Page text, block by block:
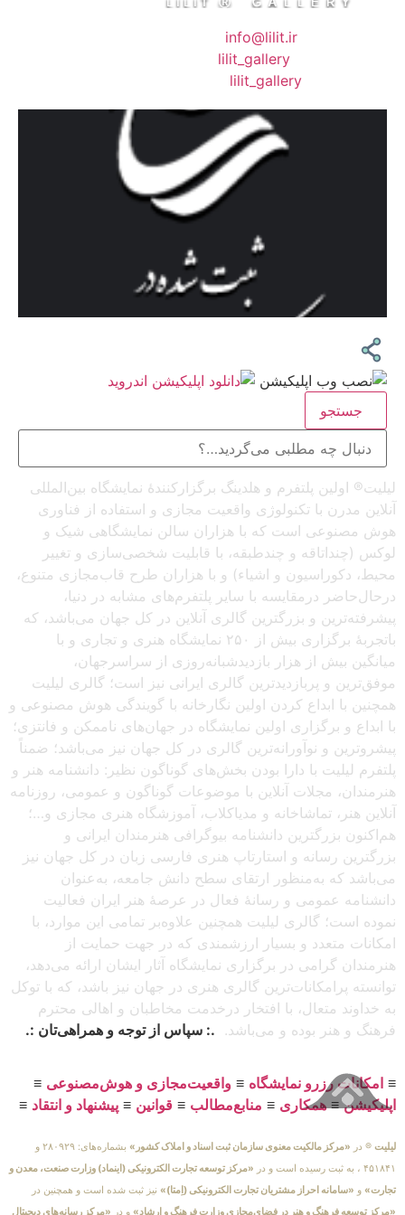
info@lilit.ir
lilit_gallery
lilit_gallery
جستجو
لیلیت® اولین پلتفرم و هلدینگ برگزارکنندهٔ نمایشگاه بین‌المللی
آنلاین مدرن با تکنولوژی واقعیت مجازی و استفاده از فناوری
هوش مصنوعی است که با هزاران سالن نمایشگاهی شیک و
لوکس (چنداتاقه و چندطبقه، با قابلیت شخصی‌سازی و تغییر
محیط، دکوراسیون و اشیاء) و با هزاران طرح قاب‌مجازی متنوع،
درحال‌حاضر درمقایسه با سایر پلتفرم‌های مشابه در دنیا،
پیشرفته‌ترین و بزرگترین گالری آنلاین در کل جهان می‌باشد، که
باتجربهٔ برگزاری بیش از ۲۵۰ نمایشگاه هنری و تجاری و با
میانگین بیش از هزار بازدیدشبانه‌روزی از سراسرجهان،
موفق‌ترین و پربازدیدترین گالری ایرانی نیز است؛ گالری لیلیت
همچنین با ابداع کردن اولین نگارخانه با گویندگی هوش مصنوعی و
با ابداع و برگزاری اولین نمایشگاه در جهان‌های ناممکن و فانتزی؛
پیشروترین و نوآورانه‌ترین گالری در کل جهان نیز می‌باشد؛ ضمناً
پلتفرم لیلیت با دارا بودن بخش‌های گوناگون نظیر: دانشنامه هنر و
هنرمندان، مجلات آنلاین با موضوعات گوناگون و عمومی، روزنامه
آنلاین هنر، تماشاخانه و مدیاکلاب، آموزشگاه هنری مجازی و…؛
هم‌اکنون بزرگترین دانشنامه بیوگرافی هنرمندان ایرانی و
بزرگترین رسانه و استارتاپ هنری فارسی زبان در کل جهان نیز
می‌باشد که به‌منظور ارتقای سطح دانش جامعه، به‌عنوان
دانشنامه عمومی و رسانهٔ فعال در عرصهٔ هنر ایران فعالیت
نموده است؛ گالری لیلیت همچنین علاوه‌بر تمامی این موارد، با
امکانات متعدد و بسیار ارزشمندی که در جهت حمایت از
هنرمندان گرامی در برگزاری نمایشگاه آثار ایشان ارائه می‌دهد،
توانسته پرامکانات‌ترین گالری هنری در جهان نیز باشد، که با توکل
به خداوند متعال، با افتخار درخدمت مخاطبان و اهالی محترم
فرهنگ و هنر بوده و می‌باشد. .: سپاس از توجه و همراهی‌تان :.
≡ امکانات رزرو نمایشگاه ≡ واقعیت‌مجازی و هوش‌مصنوعی ≡
اپلیکیشن≡همکاری ≡ منابع‌مطالب ≡ قوانین ≡ پیشنهاد و انتقاد ≡
لیلیت ® در «مرکز مالکیت معنوی سازمان ثبت اسناد و املاک کشور»
بشماره‌های: ۲۸۰۹۲۹ و
۴۵۱۸۴۱ ، به ثبت رسیده است و در
«مرکز توسعه تجارت الکترونیکی (اینماد) وزارت صنعت، معدن و
تجارت» و «سامانه احراز مشتریان تجارت الکترونیکی (اِمتا)» نیز ثبت شده است و همچنین در
«مرکز توسعه فرهنگ و هنر در فضای‌مجازی وزارت فرهنگ و ارشاد» و در «مرکز رسانه‌های دیجیتال